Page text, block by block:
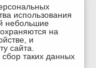
tv29.ru
GNU General Public
использования
небольшие
на
и
сайта.
таких данных